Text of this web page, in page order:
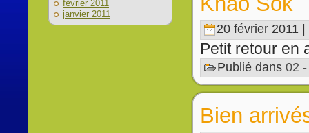
février 2011
janvier 2011
20 février 2011 |
Petit retour en
Publié dans 02
Bien